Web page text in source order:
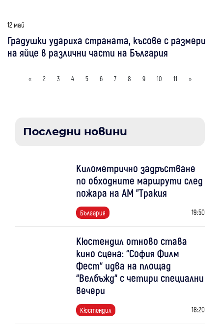
12 май
Градушки удариха страната, късове с размери
на яйце в различни части на България
« 2 3 4 5 6 7 8 9 10 11 »
Последни новини
Километрично задръстване
по обходните маршрути след
пожара на АМ "Тракия
България 19:50
Кюстендил отново става
кино сцена: “София Филм
Фест“ идва на площад
“Велбъжд“ с четири специални
вечери
Кюстендил 18:20